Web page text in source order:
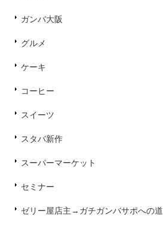
ガンバ大阪
グルメ
ケーキ
コーヒー
スイーツ
スタバ新作
スーパーマーケット
セミナー
ゼリー屋店主→ガチガンバサポへの道